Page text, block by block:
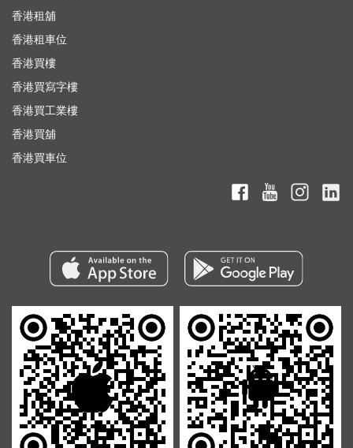
香港租舖
香港租車位
香港買樓
香港買寫字樓
香港買工業樓
香港買舖
香港買車位